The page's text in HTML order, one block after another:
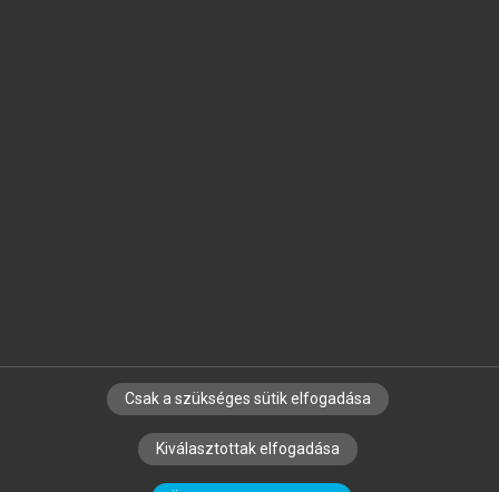
SZERZŐKNEK CÉGEKNEK KÖNYVTÁROSOKNAK
SZERKESZTÉSI ÉS LEKTORÁLÁSI ALAPELVEK
Csak a szükséges sütik elfogadása
Kiválasztottak elfogadása